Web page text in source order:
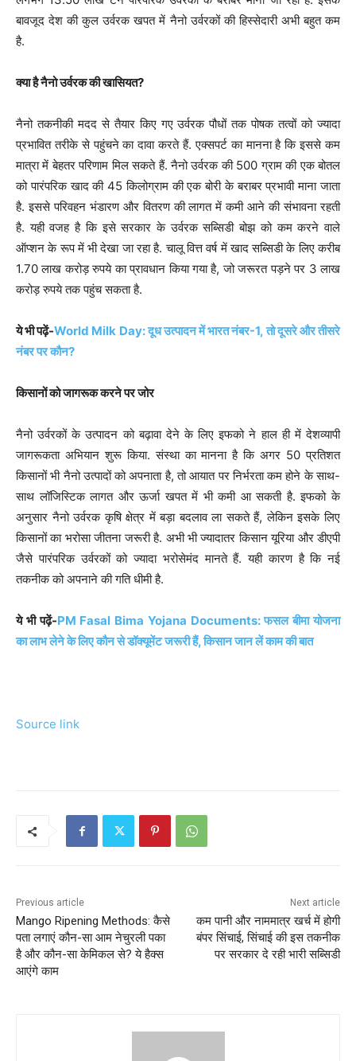
बावजूद देश की कुल उर्वरक खपत में नैनो उर्वरकों की हिस्सेदारी अभी बहुत कम
है.
क्या है नैनो उर्वरक की खासियत?
नैनो तकनीकी मदद से तैयार किए गए उर्वरक पौधों तक पोषक तत्वों को ज्यादा
प्रभावित तरीके से पहुंचने का दावा करते हैं. एक्सपर्ट का मानना है कि इससे कम
मात्रा में बेहतर परिणाम मिल सकते हैं. नैनो उर्वरक की 500 ग्राम की एक बोतल
को पारंपरिक खाद की 45 किलोग्राम की एक बोरी के बराबर प्रभावी माना जाता
है. इससे परिवहन भंडारण और वितरण की लागत में कमी आने की संभावना रहती
है. यही वजह है कि इसे सरकार के उर्वरक सब्सिडी बोझ को कम करने वाले
ऑप्शन के रूप में भी देखा जा रहा है. चालू वित्त वर्ष में खाद सब्सिडी के लिए करीब
1.70 लाख करोड़ रुपये का प्रावधान किया गया है, जो जरूरत पड़ने पर 3 लाख
करोड़ रुपये तक पहुंच सकता है.
ये भी पढ़ें-World Milk Day: दूध उत्पादन में भारत नंबर-1, तो दूसरे और तीसरे
नंबर पर कौन?
किसानों को जागरूक करने पर जोर
नैनो उर्वरकों के उत्पादन को बढ़ावा देने के लिए इफको ने हाल ही में देशव्यापी
जागरूकता अभियान शुरू किया. संस्था का मानना है कि अगर 50 प्रतिशत
किसानों भी नैनो उत्पादों को अपनाता है, तो आयात पर निर्भरता कम होने के साथ-
साथ लॉजिस्टिक लागत और ऊर्जा खपत में भी कमी आ सकती है. इफको के
अनुसार नैनो उर्वरक कृषि क्षेत्र में बड़ा बदलाव ला सकते हैं, लेकिन इसके लिए
किसानों का भरोसा जीतना जरूरी है. अभी भी ज्यादातर किसान यूरिया और डीएपी
जैसे पारंपरिक उर्वरकों को ज्यादा भरोसेमंद मानते हैं. यही कारण है कि नई
तकनीक को अपनाने की गति धीमी है.
ये भी पढ़ें-PM Fasal Bima Yojana Documents: फसल बीमा योजना
का लाभ लेने के लिए कौन से डॉक्यूमेंट जरूरी हैं, किसान जान लें काम की बात
Source link
Previous article
Mango Ripening Methods: कैसे
पता लगाएं कौन-सा आम नेचुरली पका
है और कौन-सा केमिकल से? ये हैक्स
आएंगे काम
Next article
कम पानी और नाममात्र खर्च में होगी
बंपर सिंचाई, सिंचाई की इस तकनीक
पर सरकार दे रही भारी सब्सिडी